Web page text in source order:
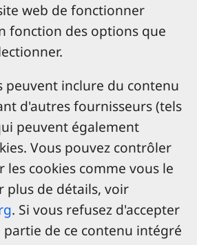
web de fonctionner
fonction des options que
peuvent inclure du contenu
d'autres fournisseurs (tels
peuvent également
Vous pouvez contrôler
cookies comme vous le
plus de détails, voir
. Si vous refusez d'accepter
partie de ce contenu intégré